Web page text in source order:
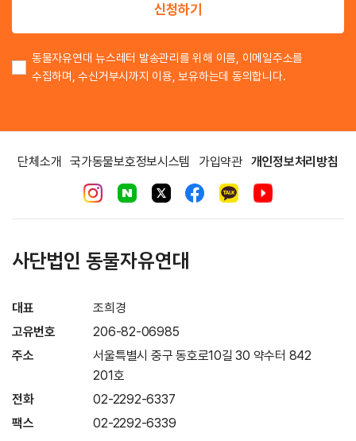
신청하기
동물자유연대 뉴스레터 발송관리를 위해 이름, 이메일주소를
수집하며, 수신거부시까지 이용, 보유하는데 동의합니다.
단체소개 국가동물보호정보시스템 가입약관 개인정보처리방침
사단법인 동물자유연대
대표
조희경
고유번호
206-82-06985
주소
서울특별시 중구 동호로10길 30 약수터 842
201호
전화
02-2292-6337
팩스
02-2292-6339